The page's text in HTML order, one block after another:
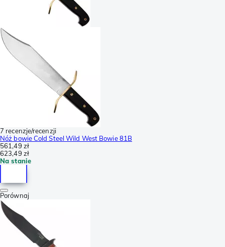
7 recenzje/recenzji
Nóż bowie Cold Steel Wild West Bowie 81B
561,49 zł
623,49 zł
Na stanie
Porównaj